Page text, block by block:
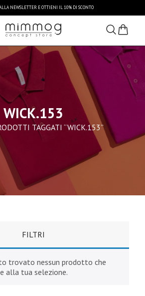
NEWSLETTER E OTTIENI IL 10% DI SCONTO
WICK.153
TAGGATI “WICK.153”
FILTRI
trovato nessun prodotto che
alla tua selezione.